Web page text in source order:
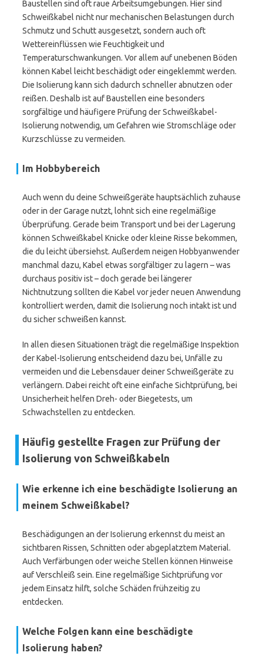
Baustellen sind oft raue Arbeitsumgebungen. Hier sind
Schweißkabel nicht nur mechanischen Belastungen durch
Schmutz und Schutt ausgesetzt, sondern auch oft
Wettereinflüssen wie Feuchtigkeit und
Temperaturschwankungen. Vor allem auf unebenen Böden
können Kabel leicht beschädigt oder eingeklemmt werden.
Die Isolierung kann sich dadurch schneller abnutzen oder
reißen. Deshalb ist auf Baustellen eine besonders
sorgfältige und häufigere Prüfung der Schweißkabel-
Isolierung notwendig, um Gefahren wie Stromschläge oder
Kurzschlüsse zu vermeiden.
Im Hobbybereich
Auch wenn du deine Schweißgeräte hauptsächlich zuhause
oder in der Garage nutzt, lohnt sich eine regelmäßige
Überprüfung. Gerade beim Transport und bei der Lagerung
können Schweißkabel Knicke oder kleine Risse bekommen,
die du leicht übersiehst. Außerdem neigen Hobbyanwender
manchmal dazu, Kabel etwas sorgfältiger zu lagern – was
durchaus positiv ist – doch gerade bei längerer
Nichtnutzung sollten die Kabel vor jeder neuen Anwendung
kontrolliert werden, damit die Isolierung noch intakt ist und
du sicher schweißen kannst.
In allen diesen Situationen trägt die regelmäßige Inspektion
der Kabel-Isolierung entscheidend dazu bei, Unfälle zu
vermeiden und die Lebensdauer deiner Schweißgeräte zu
verlängern. Dabei reicht oft eine einfache Sichtprüfung, bei
Unsicherheit helfen Dreh- oder Biegetests, um
Schwachstellen zu entdecken.
Häufig gestellte Fragen zur Prüfung der
Isolierung von Schweißkabeln
Wie erkenne ich eine beschädigte Isolierung an
meinem Schweißkabel?
Beschädigungen an der Isolierung erkennst du meist an
sichtbaren Rissen, Schnitten oder abgeplatztem Material.
Auch Verfärbungen oder weiche Stellen können Hinweise
auf Verschleiß sein. Eine regelmäßige Sichtprüfung vor
jedem Einsatz hilft, solche Schäden frühzeitig zu
entdecken.
Welche Folgen kann eine beschädigte
Isolierung haben?